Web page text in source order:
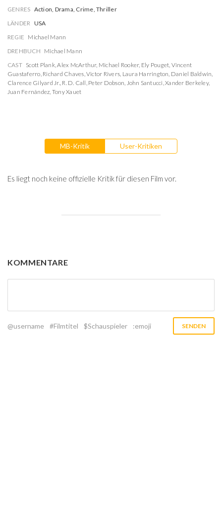
GENRES Action, Drama, Crime, Thriller
LÄNDER USA
REGIE Michael Mann
DREHBUCH Michael Mann
CAST Scott Plank,Alex McArthur, Michael Rooker, Ely Pouget, Vincent
Guastaferro, Richard Chaves,Victor Rivers, Laura Harrington, Daniel Baldwin,
Clarence Gilyard Jr., R. D. Call, Peter Dobson, John Santucci,Xander Berkeley,
Juan Fernández, Tony Xauet
MB-Kritik User-Kritiken
Es liegt noch keine offizielle Kritik für diesen Film vor.
KOMMENTARE
@username #Filmtitel $Schauspieler :emoji